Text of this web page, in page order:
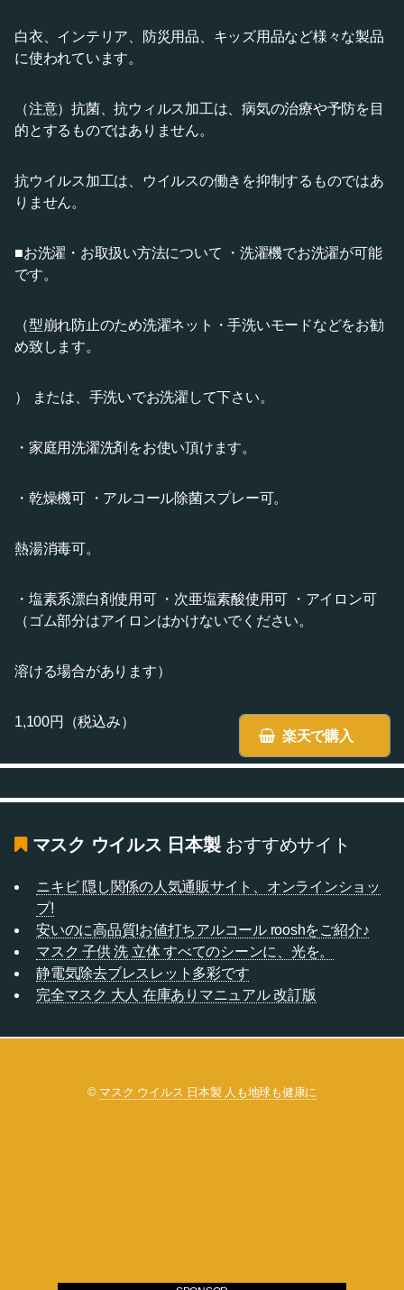
白衣、インテリア、防災用品、キッズ用品など様々な製品
に使われています。
（注意）抗菌、抗ウィルス加工は、病気の治療や予防を目
的とするものではありません。
抗ウイルス加工は、ウイルスの働きを抑制するものではあ
りません。
■お洗濯・お取扱い方法について ・洗濯機でお洗濯が可能
です。
（型崩れ防止のため洗濯ネット・手洗いモードなどをお勧
め致します。
） または、手洗いでお洗濯して下さい。
・家庭用洗濯洗剤をお使い頂けます。
・乾燥機可 ・アルコール除菌スプレー可。
熱湯消毒可。
・塩素系漂白剤使用可 ・次亜塩素酸使用可 ・アイロン可
（ゴム部分はアイロンはかけないでください。
溶ける場合があります）
楽天で購入
1,100円（税込み）
マスク ウイルス 日本製おすすめサイト
ニキビ 隠し関係の人気通販サイト、オンラインショッ
プ!
安いのに高品質!お値打ちアルコール rooshをご紹介♪
マスク 子供 洗 立体 すべてのシーンに、光を。
静電気除去ブレスレット多彩です
完全マスク 大人 在庫ありマニュアル 改訂版
© マスク ウイルス 日本製 人も地球も健康に